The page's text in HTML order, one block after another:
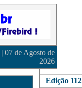
| 07 de Agosto de
2026
Edição 112